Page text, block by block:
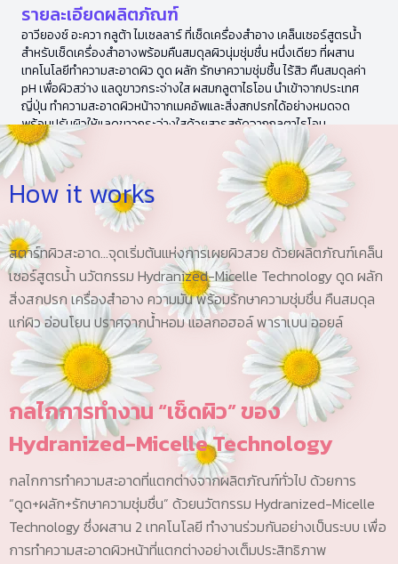
รายละเอียดผลิตภัณฑ์
อาวียองซ์ อะควา กลูต้า ไมเซลลาร์ ที่เช็ดเครื่องสำอาง เคล็นเซอร์สูตรน้ำ
สำหรับเช็ดเครื่องสำอางพร้อมคืนสมดุลผิวนุ่มชุ่มชื่น หนึ่งเดียว ที่ผสาน
เทคโนโลยีทำความสะอาดผิว ดูด ผลัก รักษาความชุ่มชื้น ไร้สิว คืนสมดุลค่า
pH เพื่อผิวสว่าง แลดูขาวกระจ่างใส ผสมกลูตาไธโอน นำเข้าจากประเทศ
ญี่ปุ่น ทำความสะอาดผิวหน้าจากเมคอัพและสิ่งสกปรกได้อย่างหมดจด
พร้อมปรับผิวให้แลดูขาวกระจ่างใสด้วยสารสกัดจากกลูตาไธโอน
How it works
สตาร์ทผิวสะอาด...จุดเริ่มต้นแห่งการเผยผิวสวย ด้วยผลิตภัณฑ์เคล็น
เซอร์สูตรน้ำ นวัตกรรม Hydranized-Micelle Technology ดูด ผลัก
สิ่งสกปรก เครื่องสำอาง ความมัน พร้อมรักษาความชุ่มชื่น คืนสมดุล
แก่ผิว อ่อนโยน ปราศจากน้ำหอม แอลกอฮอล์ พาราเบน ออยล์
กลไกการทำงาน “เช็ดผิว” ของ
Hydranized-Micelle Technology
กลไกการทำความสะอาดที่แตกต่างจากผลิตภัณฑ์ทั่วไป ด้วยการ
“ดูด+ผลัก+รักษาความชุ่มชื่น” ด้วยนวัตกรรม Hydranized-Micelle
Technology ซึ่งผสาน 2 เทคโนโลยี ทำงานร่วมกันอย่างเป็นระบบ เพื่อ
การทำความสะอาดผิวหน้าที่แตกต่างอย่างเต็มประสิทธิภาพ